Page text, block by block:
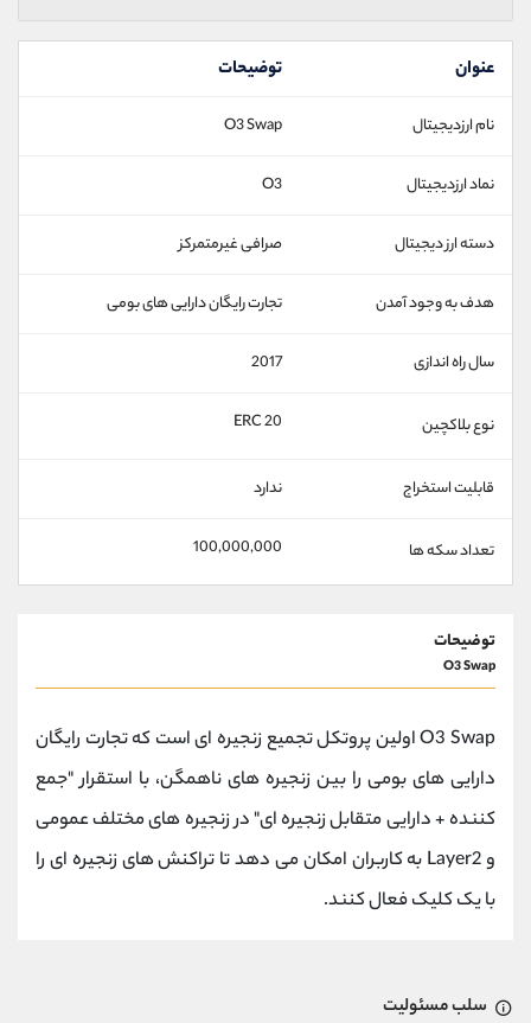
عنوان توضیحات
نام ارزدیجیتال O3 Swap
نماد ارزدیجیتال O3
دسته ارز دیجیتال صرافی غیرمتمرکز
هدف به وجود آمدن تجارت رایگان دارایی های بومی
سال راه اندازی 2017
نوع بلاکچین ERC 20
قابلیت استخراج ندارد
تعداد سکه ها 100,000,000
توضیحات
O3 Swap
O3 Swap اولین پروتکل تجمیع زنجیره ای است که تجارت رایگان
دارایی های بومی را بین زنجیره های ناهمگن، با استقرار "جمع
کننده + دارایی متقابل زنجیره ای" در زنجیره های مختلف عمومی
و Layer2 به کاربران امکان می دهد تا تراکنش های زنجیره ای را
با یک کلیک فعال کنند.
سلب مسئولیت